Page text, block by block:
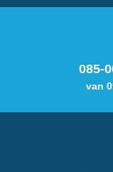
085-
van